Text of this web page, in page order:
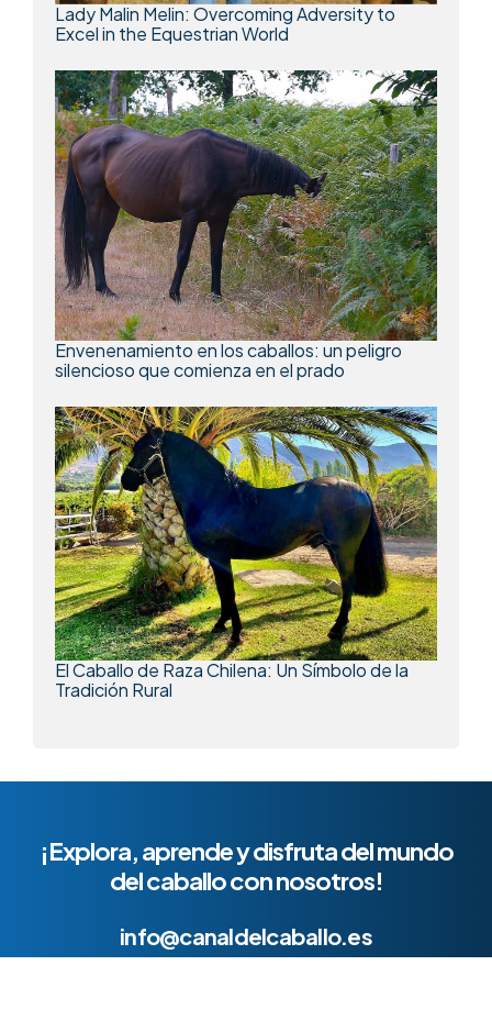
Lady Malin Melin: Overcoming Adversity to
Excel in the Equestrian World
Envenenamiento en los caballos: un peligro
silencioso que comienza en el prado
El Caballo de Raza Chilena: Un Símbolo de la
Tradición Rural
¡Explora, aprende y disfruta del mundo
del caballo con nosotros!
info@canaldelcaballo.es